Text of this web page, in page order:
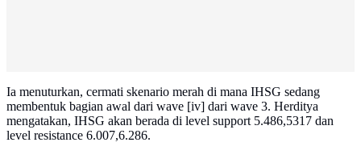
Ia menuturkan, cermati skenario merah di mana IHSG sedang
membentuk bagian awal dari wave [iv] dari wave 3. Herditya
mengatakan, IHSG akan berada di level support 5.486,5317 dan
level resistance 6.007,6.286.